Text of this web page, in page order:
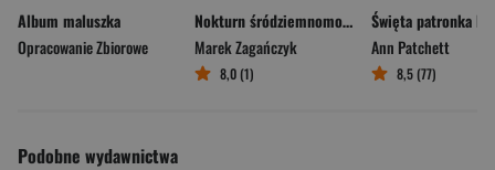
Album maluszka
Opracowanie Zbiorowe
Nokturn śródziemnomorski
Marek Zagańczyk
8,0 (1)
Ann Patchett
8,5 (77)
Podobne wydawnictwa